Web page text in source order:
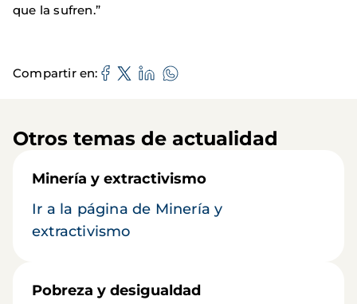
que la sufren.”
Compartir en
Otros temas de actualidad
Minería y extractivismo
Ir a la página de Minería y
extractivismo
Pobreza y desigualdad